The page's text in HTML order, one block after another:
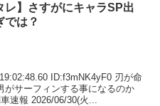
レ】さすがにキャラSP出
では？
ID:f3mNK4yF0 刃が命
がサーフィンする事になるのか
速報 2026/06/30(火...